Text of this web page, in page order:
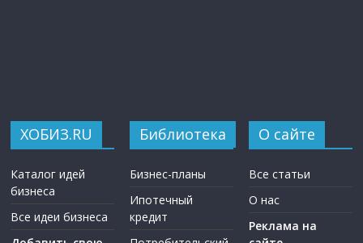
ХОБИЗ.RU
Каталог идей
бизнеса
Все идеи бизнеса
Библиотека
Бизнес-планы
Ипотечный
кредит
О сайте
Все статьи
О нас
Реклама на